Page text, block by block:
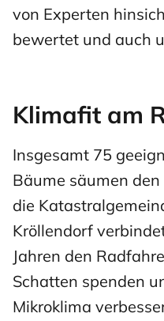
von Experten
bewertet und auch
Klimafit am
Insgesamt 75
Bäume säumen
die
Kröllendorf
Jahren den
Schatten spenden
Mikroklima